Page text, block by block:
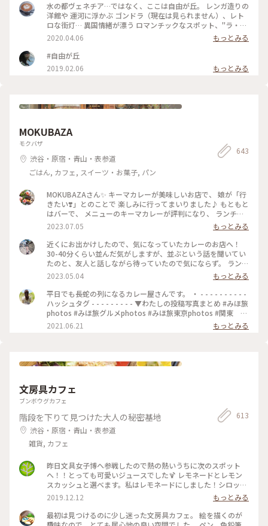
水の都ヴェネチア…ではなく、ここは自由が丘。 レンガ造りの
洋館や 運河に浮かぶ ゴンドラ（現在は見られません）、レト
ロな街灯… 異国情緒が漂う ロマンチックなスポット、"ラ・ヴ
ィータ" 夕暮れ時は、ライトアップがきれい☺️♡ 写真を撮るの
が楽しみな スポットでもあります。 近場ながら、今回 初めて
スマホでパシャリ😆 以前は、お気に入りの テニスショップが
ありましたが、店舗は 何代か変わり…今は、革製品のお店や
インテリア雑貨のお店などが 入っています。 #わたしの散歩道
2020.04.06
もっとみる
#自由が丘
2019.02.06
もっとみる
MOKUBAZA
モクバザ
渋谷・原宿・青山・表参道
ごはん, カフェ, スイーツ・お菓子, パン
643
MOKUBAZAさん✨ キーマカレーが美味しいお店で、 娘が「行
きたい❣️」とのことで 楽しみに行ってまいりました♪ もともと
はバーで、 メニューのキーマカレーが評判になり、 ランチタ
イムも営業するようになったとのことです。 20時間以上かけ
て作るキーマカレーは 本当に味わい深くてスパイスたっぷり
で とても美味しいです✨ さらに、小麦粉、化学調味料、人工
添加物 なども入っていないそうで、 身体にも優しいカレーで
す(o^^o) 私たちは、チーズキーマカレーを マンゴーラッシー
と一緒にいただきました♡ モッツァレラチーズがとろ〜り✨
とても美味しかったです❣️ 他にもナッツキーマカレーや、 コリ
アンダーキーマカレー、 アボカドキーマカレーなどなど💕 次
にうかがうのが楽しみになりました•*¨*•.¸¸♡ ★山手線原宿駅
より徒歩9分 ★副都心線北参道駅より徒歩6分 ★総武線千駄ヶ
谷駅より徒歩10分 ★大江戸線国立競技場駅より徒歩10分
#MOKUBAZA #私のことりっぷ旅 #ランチ #チーズキーマカレ
2023.07.05
もっとみる
近くにお出かけしたので、気になっていたカレーのお店へ！
30-40分くらい並んだ気がしますが、並ぶという話を聞いてい
たのと、友人と話しながら待っていたので気にならず。 ランチ
は14時までらしいですが、その時間までに並んでいたら入れる
みたいです🙆🏻‍♀️ 私は、焼きエッグキーマカレー（Sサイズ
¥1,280）をいただきました🍛 熱々で、少し辛めですが、私の
好みの辛さでした（辛いのが苦手な友人は苦労してました😂）
何より、スパイスの香りが最高でした！！ これは行列ができ
るな、、という感じです。 帰宅しても、まだ香りが残っててま
た食べたくなってます😂💓 #MOKUBAZA #カレー #キーマカレ
2023.05.04
もっとみる
平日でも長蛇の列になるカレー屋さんです。 ・ - - - - - - - - - -
ハッシュタグ - - - - - - - - - ▼わたしの投稿写真まとめ #みほ旅
photos #みほ旅グルメphotos #みほ旅東京photos #関東 #
東京都 #東京 #表参道 #東京カフェ #カレー #チーズカレ
ー #モクバザ #MOKUBAZA #夏色さがし - - - - - - - - - - - - - -
2021.06.21 もっとみる
文房具カフェ
ブンボウグカフェ
階段を下りて見つけた大人の秘密基地
渋谷・原宿・青山・表参道
雑貨, カフェ
613
昨日文具女子博へ参戦したので熱の熱いうちに次のスポット
へ！！とっても可愛いジュースでした🍹 レモネードとレモン
スカッシュと選べます。私はレモネードにしました！シロップ
はブドウ🍇とパイナップル🍍！ たくさんある画材をお借りし
て、１時間かけてお絵描きしました。 #東京観光#渋谷区#文房
具カフェ#レモネード#文具女子博
2019.12.12
もっとみる
最初は見つけるのに少し迷った文房具カフェ。 絵を描くのが